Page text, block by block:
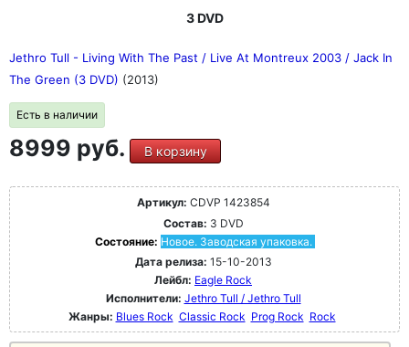
3 DVD
Jethro Tull - Living With The Past / Live At Montreux 2003 / Jack In
The Green (3 DVD) (2013)
Есть в наличии
8999 руб. В корзину
Артикул: CDVP 1423854
Состав: 3 DVD
Состояние: Новое. Заводская упаковка.
Дата релиза: 15-10-2013
Лейбл: Eagle Rock
Исполнители: Jethro Tull / Jethro Tull
Жанры: Blues Rock Classic Rock Prog Rock Rock